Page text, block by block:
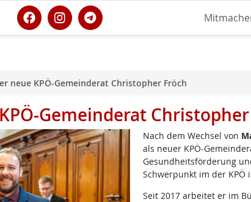
neue KPÖ-Gemeinderat Christopher Fröch
Gemeinderat
Nach dem Wechsel von
als neuer KPÖ-
Gesundheitsförderung
Schwerpunkt im der KPÖ
Seit 2017 arbeitet er im